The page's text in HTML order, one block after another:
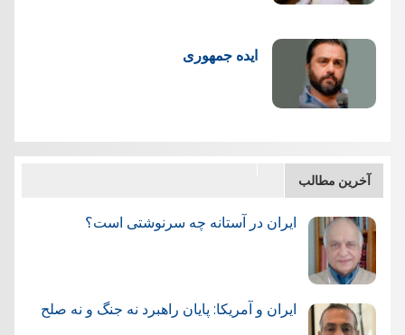
ایده جمهوری
آخرین مطالب
ایران در آستانه چه سرنوشتی است؟
ایران و آمریکا: پایان راهبرد نه جنگ و نه صلح